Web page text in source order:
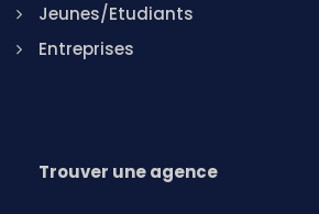
Jeunes/Etudiants
Entreprises
Trouver une agence